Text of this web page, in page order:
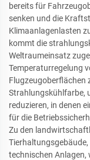
bereits für
senken und die
Klimaanlagenlasten
kommt die
Weltraumeinsatz
Temperaturregelung
Flugzeugoberflächen
Strahlungskühlfarbe,
reduzieren, in denen
für die
Zu den
technischen Anlagen,